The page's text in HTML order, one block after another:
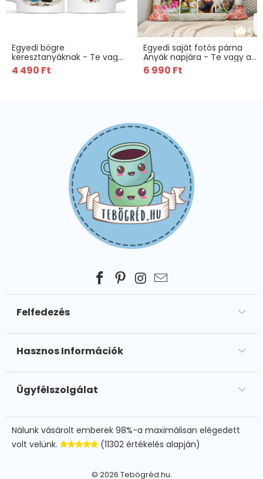
Egyedi bögre
keresztanyáknak - Te vagy
a legjob keresztanya
4 490 Ft
Egyedi saját fotós párna
Anyák napjára - Te vagy a
legjobb
6 990 Ft
Felfedezés
Hasznos Információk
Ügyfélszolgálat
Nálunk vásárolt emberek 98%-a maximálisan elégedett
volt velünk.
(11302 értékelés alapján)
© 2026 Tebögréd.hu.